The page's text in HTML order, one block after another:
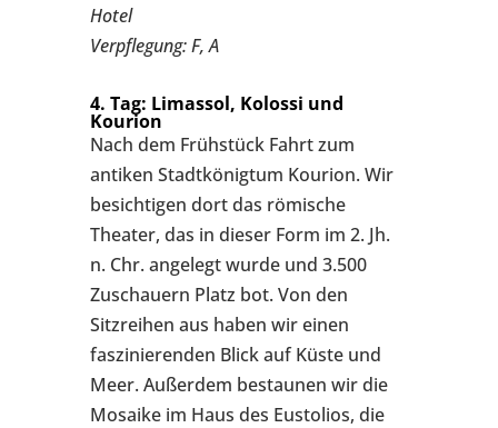
Hotel
Verpflegung: F, A
4. Tag: Limassol, Kolossi und
Kourion
Nach dem Frühstück Fahrt zum
antiken Stadtkönigtum Kourion. Wir
besichtigen dort das römische
Theater, das in dieser Form im 2. Jh.
n. Chr. angelegt wurde und 3.500
Zuschauern Platz bot. Von den
Sitzreihen aus haben wir einen
faszinierenden Blick auf Küste und
Meer. Außerdem bestaunen wir die
Mosaike im Haus des Eustolios, die